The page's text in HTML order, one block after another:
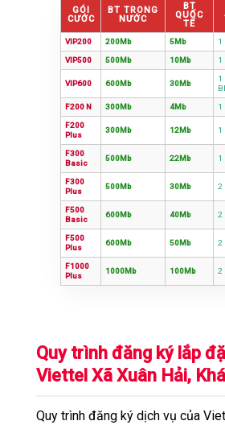
GÓI
CƯỚC
BT TRONG
NƯỚC
BT
QUỐC
TẾ
VIP200 200Mb 5Mb 1
VIP500 500Mb 10Mb 1
VIP600 600Mb 30Mb
1
F200 N 300Mb 4Mb 1
F200
Plus
300Mb 12Mb 1
F300
Basic
500Mb 22Mb 1
F300
Plus
500Mb 30Mb 2
F500
Basic
600Mb 40Mb 2
F500
Plus
600Mb 50Mb 2
F1000
Plus
1000Mb 100Mb 2
Quy trình đăng ký lắp
Viettel Xã Xuân Hải,
Quy trình đăng ký dịch vụ của